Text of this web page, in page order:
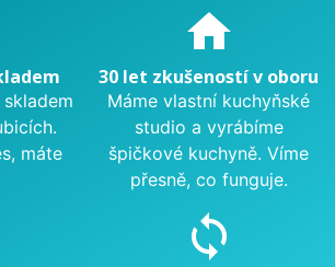
u nás?
máte
home
30 let zkušeností v oboru
Máme vlastní kuchyňské
studio a vyrábíme
špičkové kuchyně. Víme
přesně, co funguje.
sync